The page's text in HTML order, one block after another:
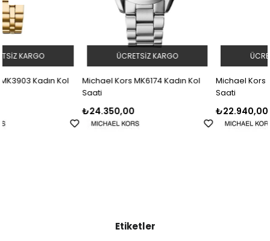
Michael Kors MK6174 Kadın Kol
Michael Kors MK6642 Kadın Kol
Etiketler